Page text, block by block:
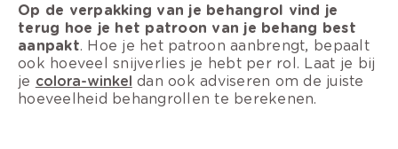
Op de verpakking van je behangrol vind je
terug hoe je het patroon van je behang best
aanpakt. Hoe je het patroon aanbrengt, bepaalt
ook hoeveel snijverlies je hebt per rol. Laat je bij
je colora-winkel dan ook adviseren om de juiste
hoeveelheid behangrollen te berekenen.